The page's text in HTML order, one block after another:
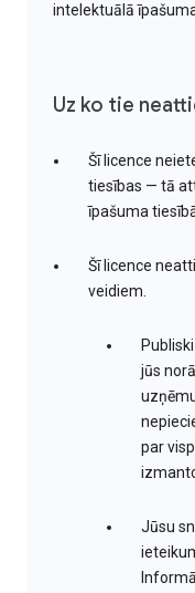
intelektuālā
Uz ko tie
Šī licence
tiesības — tā
īpašuma
Šī licence
veidiem.
jūs
par
Jūsu